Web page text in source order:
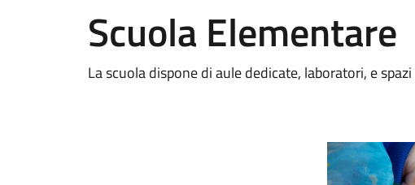
Scuola Elementare
La scuola dispone di aule dedicate, laboratori, e